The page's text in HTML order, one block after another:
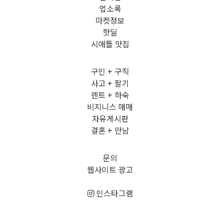
업소록
마켓정보
핫딜
시애틀 맛집
구인 + 구직
사고 + 팔기
렌트 + 하숙
비지니스 매매
자유게시판
결혼 + 만남
문의
웹사이트 광고
인스타그램